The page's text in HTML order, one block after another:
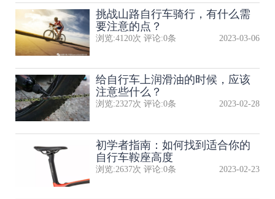
挑战山路自行车骑行，有什么需
要注意的点？
浏览:4120次 评论:0条 2023-03-06
给自行车上润滑油的时候，应该
注意些什么？
浏览:2327次 评论:0条 2023-02-28
初学者指南：如何找到适合你的
自行车鞍座高度
浏览:2637次 评论:0条 2023-02-23